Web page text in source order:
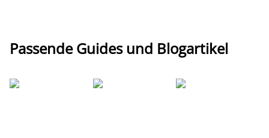
Passende Guides und Blogartikel